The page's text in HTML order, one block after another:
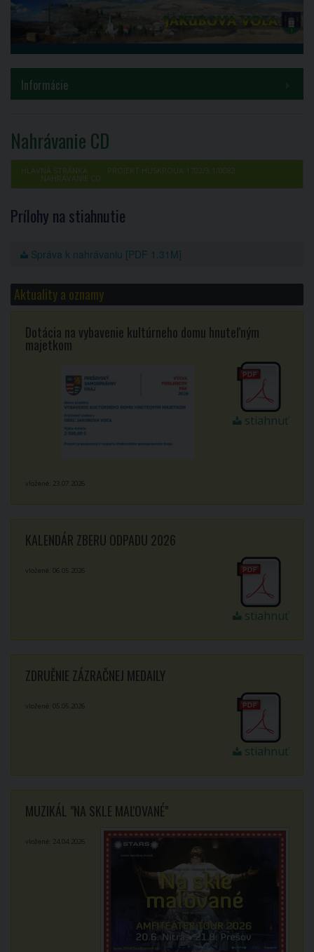
MENU
Informácie
Inštitúcie
Voľby a referendá
Kontakty
COVID-19
PROJEKT HUSKROUA 1702/3.1/0082
Nahrávanie CD
HLAVNÁ STRÁNKA PROJEKT HUSKROUA 1702/3.1/0082
NAHRÁVANIE CD
Prílohy na stiahnutie
Správa k nahrávaniu [PDF 1.31M]
Aktuality a oznamy
Dotácia na vybavenie kultúrneho domu hnuteľným
majetkom
stiahnuť
vložené: 23.07.2026
KALENDÁR ZBERU ODPADU 2026
stiahnuť
vložené: 06.05.2026
ZDRUĚNIE ZÁZRAČNEJ MEDAILY
stiahnuť
vložené: 05.05.2026
MUZIKÁL "NA SKLE MAĽOVANÉ"
vložené: 24.04.2026